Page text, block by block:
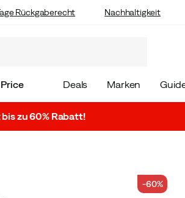
Rückgaberecht Nachhaltigkeit
Deals Marken
zu 60% Rabatt!
-60%